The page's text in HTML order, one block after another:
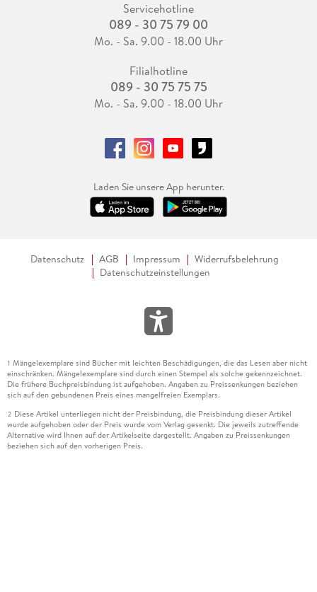
Servicehotline
089 - 30 75 79 00
Mo. - Sa. 9.00 - 18.00 Uhr
Filialhotline
089 - 30 75 75 75
Mo. - Sa. 9.00 - 18.00 Uhr
Laden Sie unsere App herunter.
Datenschutz AGB Impressum
Widerrufsbelehrung
Datenschutzeinstellungen
1 Mängelexemplare sind Bücher mit leichten Beschädigungen, die das Lesen aber nicht
einschränken. Mängelexemplare sind durch einen Stempel als solche gekennzeichnet.
Die frühere Buchpreisbindung ist aufgehoben. Angaben zu Preissenkungen beziehen
sich auf den gebundenen Preis eines mangelfreien Exemplars.
2 Diese Artikel unterliegen nicht der Preisbindung, die Preisbindung dieser Artikel
wurde aufgehoben oder der Preis wurde vom Verlag gesenkt. Die jeweils zutreffende
Alternative wird Ihnen auf der Artikelseite dargestellt. Angaben zu Preissenkungen
beziehen sich auf den vorherigen Preis.